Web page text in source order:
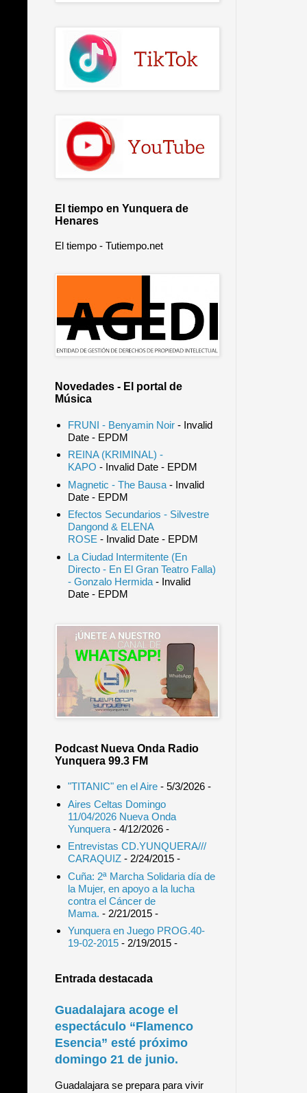
El tiempo en Yunquera de
Henares
El tiempo - Tutiempo.net
Novedades - El portal de
Música
FRUNI - Benyamin Noir- Invalid
Date- EPDM
REINA (KRIMINAL) -
KAPO - Invalid Date- EPDM
Magnetic - The Bausa- Invalid
Date- EPDM
Efectos Secundarios - Silvestre
Dangond & ELENA
ROSE - Invalid Date- EPDM
La Ciudad Intermitente (En
Directo - En El Gran Teatro Falla)
- Gonzalo Hermida- Invalid
Date- EPDM
Podcast Nueva Onda Radio
Yunquera 99.3 FM
"TITANIC" en el Aire- 5/3/2026-
Aires Celtas Domingo
11/04/2026 Nueva Onda
Yunquera- 4/12/2026-
Entrevistas CD.YUNQUERA///
CARAQUIZ- 2/24/2015-
Cuña: 2ª Marcha Solidaria día de
la Mujer, en apoyo a la lucha
contra el Cáncer de
Mama. - 2/21/2015-
Yunquera en Juego PROG.40-
19-02-2015- 2/19/2015-
Entrada destacada
Guadalajara acoge el
espectáculo “Flamenco
Esencia” esté próximo
domingo 21 de junio.
Guadalajara se prepara para vivir